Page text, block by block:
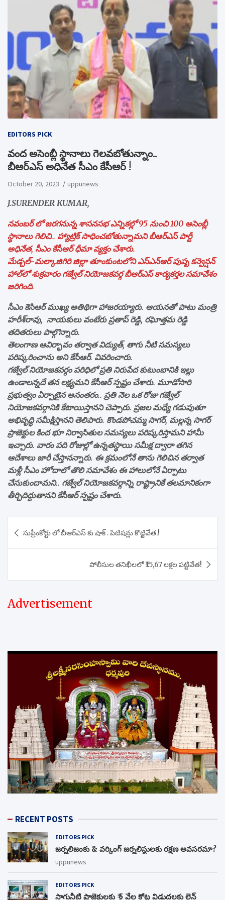
EDITORS PICK
వంద అసెంబ్లీ స్థానాలు గెలవబోతున్నాం..
బీఆర్‌ఎస్‌ అధినేత సీఎం కేసీఆర్ !
October 20, 2023 uppunews
J.SURENDER KUMAR,
నవంబర్ లో జరగనున్న శాసనసభ ఎన్నికల్లో 95 నుంచి 100 అసెంబ్లీ
స్థానాలు గెలిచి.. హ్యాట్రిక్ సాధించబోతున్నామని బీఆర్‌ఎస్‌ పార్టీ
అధినేత, సీఎం కేసీఆర్ ధీమా వ్యక్తం చేశారు.
మేడ్చల్-మల్కాజిగిరి జిల్లా తూంకుంటలోని ఎస్ఎన్ఆర్ పుష్ప కన్వెన్షన్
హాల్‌లో శుక్రవారం గజ్వేల్ నియోజకవర్గ బీఆర్‌ఎస్‌ కార్యకర్తల సమావేశం
జరిగింది.
సీఎం కెసిఆర్ ముఖ్య అతిథిగా హాజరయ్యారు. ఆయనతో పాటు మంత్రి
హరీశ్‌రావు, నాయకులు వంటేరు ప్రతాప్‌ రెడ్డి, రఘోత్తమ రెడ్డి
తదితరులు పాల్గొన్నారు.
తెలంగాణ ఆవిర్భావం తర్వాత విద్యుత్, తాగు నీటి సమస్యలు
పరిష్కరించాను అని కేసీఆర్. వివరించారు.
గజ్వేల్ నియోజకవర్గం పరిధిలో ప్రతి నిరుపేద కుటుంబానికి ఇల్లు
ఉండాలన్నదే తన లక్ష్యమని కేసీఆర్ స్పష్టం చేశారు. మూడోసారి
ప్రభుత్వం ఏర్పాటైన అనంతరం.. ప్రతి నెల ఒక రోజు గజ్వేల్
నియోజకవర్గానికి కేటాయిస్తానని చెప్పారు. ప్రజల మధ్యే గడుపుతూ
అభివృద్ధి సమీక్షిస్తానని తెలిపారు. కొండపోచమ్మ సాగర్, మల్లన్న సాగర్
ప్రాజెక్టుల కింద భూ నిర్వాసితుల సమస్యలు పరిష్కరిస్తామని హామీ
ఇచ్చారు. వారం పది రోజుల్లో ఉన్నతస్థాయి సమీక్ష ద్వారా తగిన
ఆదేశాలు జారీ చేస్తానన్నారు. ఈ క్రమంలోనే తాను గెలిచిన తర్వాత
మళ్లీ సీఎం హోదాలో తొలి సమావేశం ఈ హాలులోనే ఏర్పాటు
చేసుకుందామని.. గజ్వేల్ నియోజకవర్గాన్ని రాష్ట్రానికే తలమానికంగా
తీర్చిదిద్దుతానని కేసీఆర్ స్పష్టం చేశారు.
navigation
సుప్రీంకోర్టు లో బీఆర్ఎస్ కు షాక్ . పిటిషన్లు కొట్టివేత.!
పోలీసుల తనిఖీలలో ₹15,67 లక్షల పట్టివేత!
Advertisement
RECENT POSTS
EDITORS PICK
జర్నలిజంకు & వర్కింగ్ జర్నలిస్టులకు రక్షణ అవసరమా?
uppunews
EDITORS PICK
సాగునీటి ప్రాజెక్టులకు ₹ 5 వేల కోట్ల విడుదలకు లైన్